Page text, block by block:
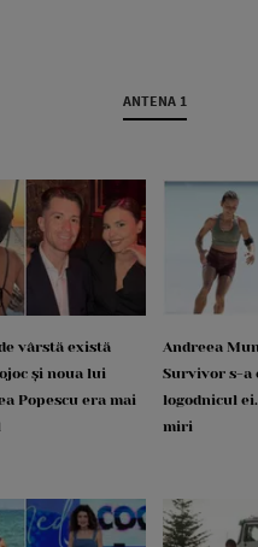
ANTENA 1
vârstă există
și noua lui
Popescu era mai
Andreea
Survivor s-a
logodnicul
miri